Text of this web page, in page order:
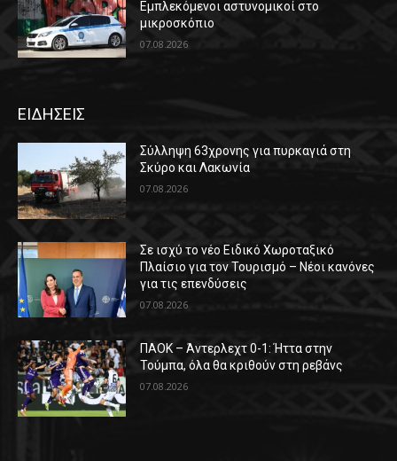
Εμπλεκόμενοι αστυνομικοί στο
μικροσκόπιο
07.08.2026
ΕΙΔΗΣΕΙΣ
Σύλληψη 63χρονης για πυρκαγιά στη
Σκύρο και Λακωνία
07.08.2026
Σε ισχύ το νέο Ειδικό Χωροταξικό
Πλαίσιο για τον Τουρισμό – Νέοι κανόνες
για τις επενδύσεις
07.08.2026
ΠΑΟΚ – Άντερλεχτ 0-1: Ήττα στην
Τούμπα, όλα θα κριθούν στη ρεβάνς
07.08.2026